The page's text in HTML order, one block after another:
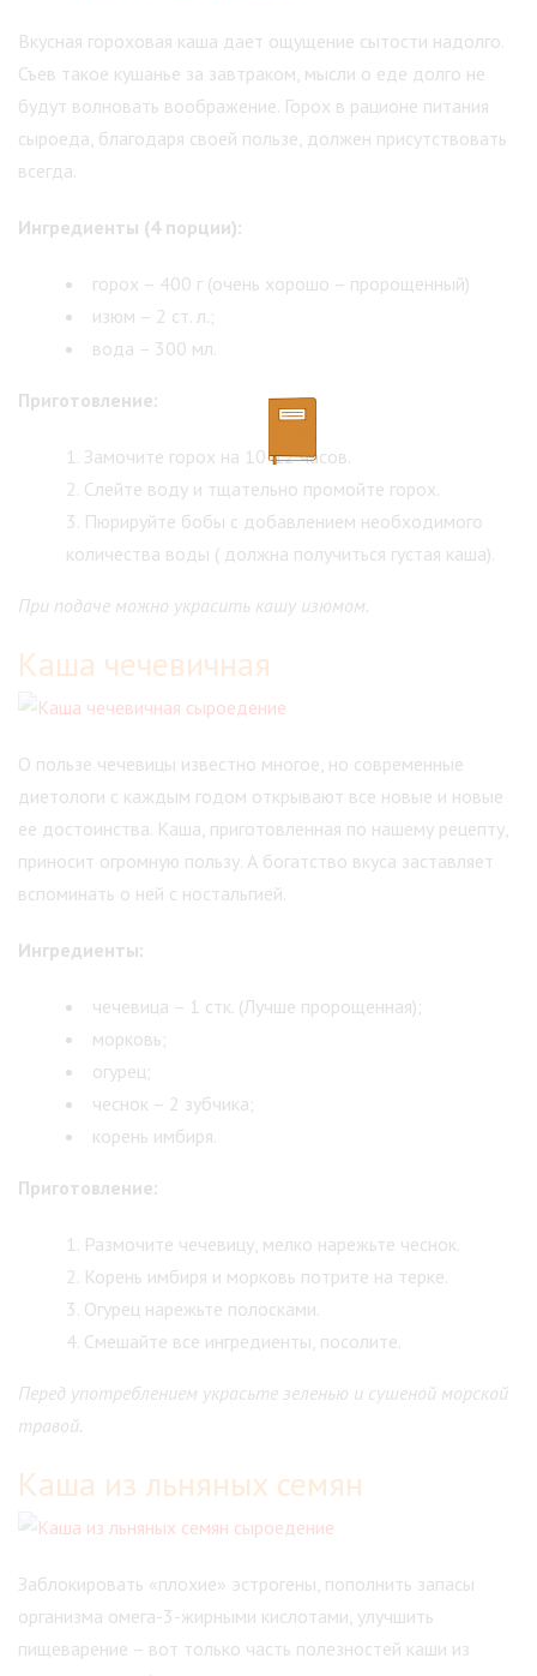
Вкусная гороховая каша дает ощущение сытости надолго.
Съев такое кушанье за завтраком, мысли о еде долго не
будут волновать воображение. Горох в рационе питания
сыроеда, благодаря своей пользе, должен присутствовать
всегда.
Ингредиенты (4 порции):
горох – 400 г (очень хорошо – пророщенный)
изюм – 2 ст. л.;
вода – 300 мл.
Приготовление:
Замочите горох на 10-12 часов.
Слейте воду и тщательно промойте горох.
Пюрируйте бобы с добавлением необходимого
количества воды ( должна получиться густая каша).
При подаче можно украсить кашу изюмом.
Каша чечевичная
О пользе чечевицы известно многое, но современные
диетологи с каждым годом открывают все новые и новые
ее достоинства. Каша, приготовленная по нашему рецепту,
приносит огромную пользу. А богатство вкуса заставляет
вспоминать о ней с ностальгией.
Ингредиенты:
чечевица – 1 стк. (Лучше пророщенная);
морковь;
огурец;
чеснок – 2 зубчика;
корень имбиря.
Приготовление:
Размочите чечевицу, мелко нарежьте чеснок.
Корень имбиря и морковь потрите на терке.
Огурец нарежьте полосками.
Смешайте все ингредиенты, посолите.
Перед употреблением украсьте зеленью и сушеной морской
травой.
Каша из льняных семян
Заблокировать «плохие» эстрогены, пополнить запасы
организма омега-3-жирными кислотами, улучшить
пищеварение – вот только часть полезностей каши из